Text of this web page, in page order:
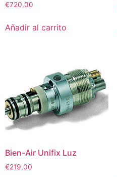
€720,00
Añadir al carrito
Bien-Air Unifix Luz
€219,00